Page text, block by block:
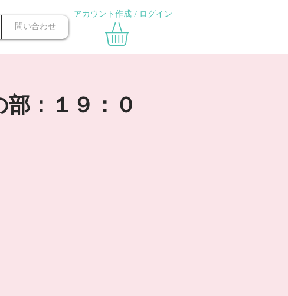
問い合わせ
アカウント作成 / ログイン
部：１９：０